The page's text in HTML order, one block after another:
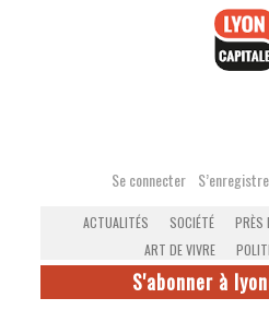
Se connecter
ACTUALITÉS SOCIÉTÉ PRÈS
ART DE VIVRE
S'abonner à